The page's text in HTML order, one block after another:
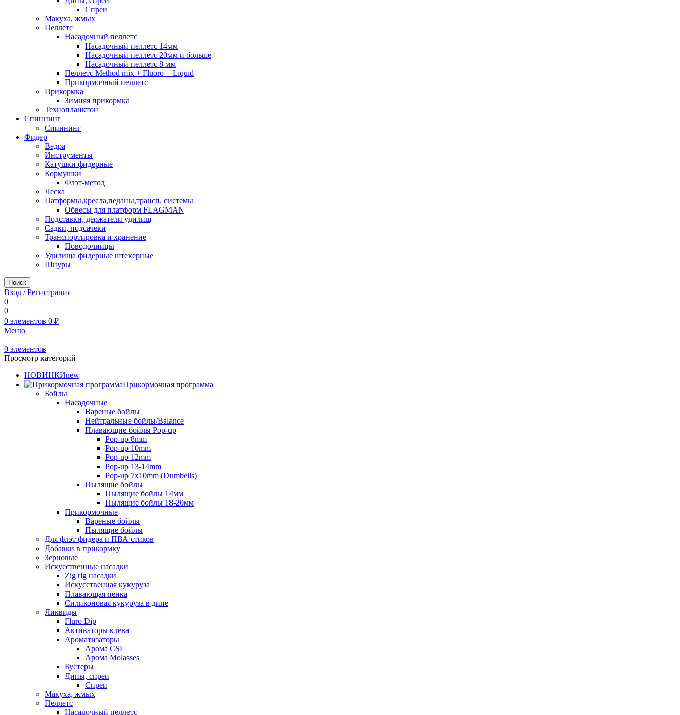
Спреи
Макуха, жмых
Пеллетс
Насадочный пеллетс
Насадочный пеллетс 14мм
Насадочный пеллетс 20мм и больше
Насадочный пеллетс 8 мм
Пеллетс Method mix + Fluoro + Liquid
Прикормочный пеллетс
Прикормка
Зимняя прикормка
Технопланктон
Спиннинг
Спиннинг
Фидер
Ведра
Инструменты
Катушки фидерные
Кормушки
Флэт-метод
Леска
Патформы,кресла,педаны,трансп. системы
Обвесы для платформ FLAGMAN
Подставки, держатели удилищ
Садки, подсачеки
Транспортировка и хранение
Поводочницы
Удилища фидерные штекерные
Шнуры
Поиск
Вход / Регистрация
0
0
0 элементов 0 ₽
Меню
0 элементов
Просмотр категорий
НОВИНКИnew
Прикормочная программа
Бойлы
Насадочные
Вареные бойлы
Нейтральные бойлы/Balance
Плавающие бойлы Pop-up
Pop-up 8mm
Pop-up 10mm
Pop-up 12mm
Pop-up 13-14mm
Pop-up 7x10mm (Dumbells)
Пылящие бойлы
Пылящие бойлы 14мм
Пылящие бойлы 18-20мм
Прикормочные
Вареные бойлы
Пылящие бойлы
Для флэт фидера и ПВА стиков
Добавки в прикормку
Зерновые
Искусственные насадки
Zig rig насадки
Искусственная кукуруза
Плавающая пенка
Силиконовая кукуруза в дипе
Ликвиды
Fluro Dip
Активаторы клева
Ароматизаторы
Арома CSL
Арома Molasses
Бустеры
Дипы, спреи
Спреи
Макуха, жмых
Пеллетс
Насадочный пеллетс